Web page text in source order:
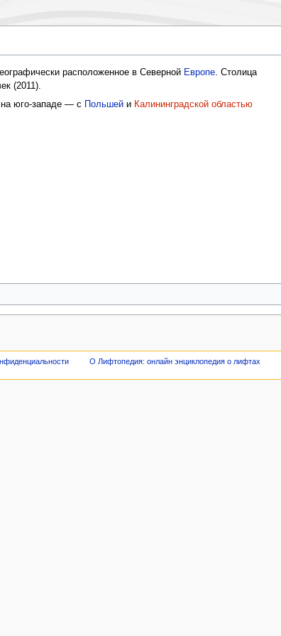
расположенное в Северной Европе. Столица
(2011).
юго-западе — c Польшейи Калининградской областью
О Лифтопедия: онлайн энциклопедия о лифтах